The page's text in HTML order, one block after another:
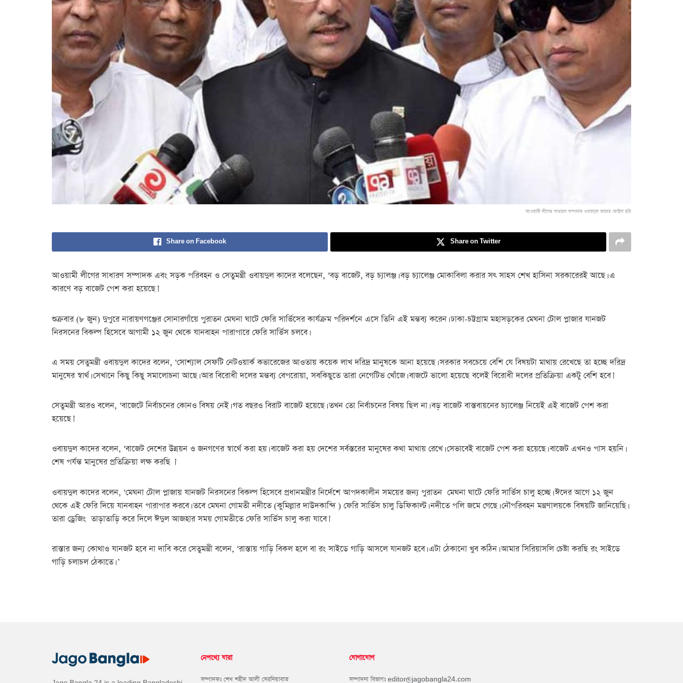
আওয়ামী লীগের সাধারণ সম্পাদক ওবায়দুল কাদের। ফাইল ছবি
Share on Facebook Share on Twitter
আওয়ামী লীগের সাধারণ সম্পাদক এবং সড়ক পরিবহন ও সেতুমন্ত্রী ওবায়দুল কাদের বলেছেন, ‘বড় বাজেট, বড় চ্যালঞ্জ। বড় চ্যালেঞ্জ মোকাবিলা করার সৎ সাহস শেখ হাসিনা সরকারেরই আছে। এ
কারণে বড় বাজেট পেশ করা হয়েছে।’
শুক্রবার (৮ জুন) দুপুরে নারায়ণগঞ্জের সোনারগাঁয়ে পুরাতন মেঘনা ঘাটে ফেরি সার্ভিসের কার্যক্রম পরিদর্শনে এসে তিনি এই মন্তব্য করেন। ঢাকা-চট্টগ্রাম মহাসড়কের মেঘনা টোল প্লাজার যানজট
নিরসনের বিকল্প হিসেবে আগামী ১২ জুন থেকে যানবাহন পারাপারে ফেরি সার্ভিস চলবে।
এ সময় সেতুমন্ত্রী ওবায়দুল কাদের বলেন, ‘সোশ্যাল সেফটি নেটওয়ার্ক কভারেজের আওতায় কয়েক লাখ দরিদ্র মানুষকে আনা হয়েছে। সরকার সবচেয়ে বেশি যে বিষয়টা মাথায় রেখেছে তা হচ্ছে দরিদ্র
মানুষের স্বার্থ। সেখানে কিছু কিছু সমালোচনা আছে। আর বিরোধী দলের মন্তব্য বেপরোয়া, সবকিছুতে তারা নেগেটিভ খোঁজে। বাজটে ভালো হয়েছে বলেই বিরোধী দলের প্রতিক্রিয়া একটু বেশি হবে।’
সেতুমন্ত্রী আরও বলেন, ‘বাজেটে নির্বাচনের কোনও বিষয় নেই। গত বছরও বিরাট বাজেট হয়েছে। তখন তো নির্বাচনের বিষয় ছিল না। বড় বাজেট বাস্তবায়নের চ্যালেঞ্জ নিয়েই এই বাজেট পেশ করা
হয়েছে।’
ওবায়দুল কাদের বলেন, ‘বাজেট দেশের উন্নয়ন ও জনগণের স্বার্থে করা হয়। বাজেট করা হয় দেশের সর্বস্তরের মানুষের কথা মাথায় রেখে। সেভাবেই বাজেট পেশ করা হয়েছে। বাজেট এখনও পাস হয়নি।
শেষ পর্যন্ত মানুষের প্রতিক্রিয়া লক্ষ করছি ।’
ওবায়দুল কাদের বলেন, ‘মেঘনা টোল প্লাজায় যানজট নিরসনের বিকল্প হিসেবে প্রধানমন্ত্রীর নির্দেশে আপদকালীন সময়ের জন্য পুরাতন মেঘনা ঘাটে ফেরি সার্ভিস চালু হচ্ছে। ঈদের আগে ১২ জুন
থেকে এই ফেরি দিয়ে যানবাহন পারাপার করবে। তবে মেঘনা গোমতী নদীতে (কুমিল্লার দাউদকান্দি ) ফেরি সার্ভিস চালু ডিফিকাল্ট। নদীতে পলি জমে গেছে। নৌপরিবহন মন্ত্রণালয়কে বিষয়টি জানিয়েছি।
তারা ড্রেজিং তাড়াতাড়ি করে দিলে ঈদুল আজহার সময় গোমতীতে ফেরি সার্ভিস চালু করা যাবে।’
রাস্তার জন্য কোথাও যানজট হবে না দাবি করে সেতুমন্ত্রী বলেন, ‘রাস্তায় গাড়ি বিকল হলে বা রং সাইডে গাড়ি আসলে যানজট হবে। এটা ঠেকানো খুব কঠিন। আমার সিরিয়াসলি চেষ্টা করছি রং সাইডে
গাড়ি চলাচল ঠেকাতে। ’
নেপথ্যে যারা
সম্পাদকঃ শেখ শহীদ আলী সেরনিয়াবাত
যোগাযোগ
সম্পাদনা বিভাগঃ editor@jagobangla24.com